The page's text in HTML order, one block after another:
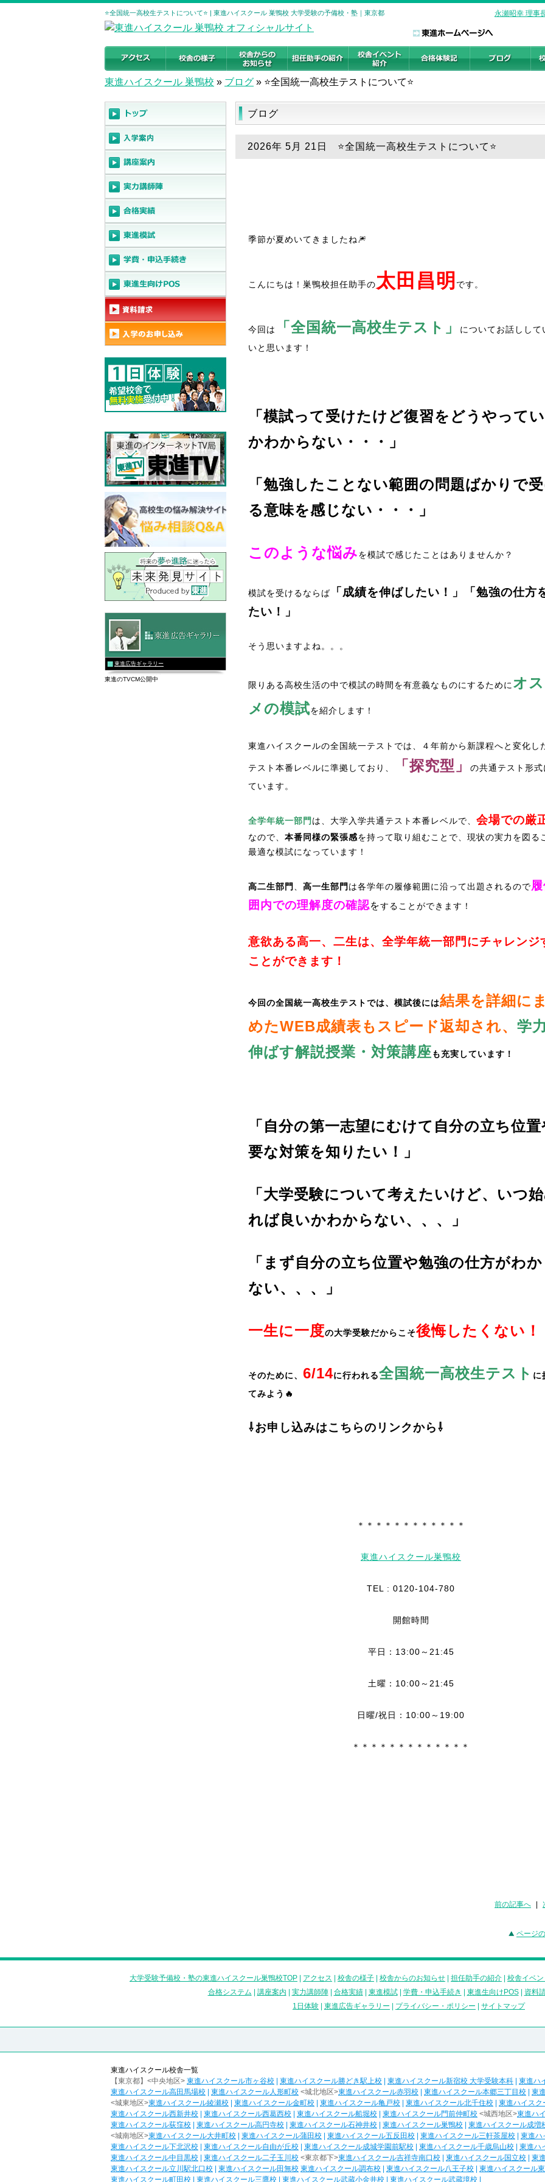
⭐️全国統一高校生テストについて⭐️ | 東進ハイスクール 巣鴨校 大学受験の予備校・塾｜東京都 永瀬昭幸 理事
東進ハイスクール 巣鴨校 » ブログ » ⭐️全国統一高校生テストについて⭐️
ブログ
2026年 5月 21日 ⭐️全国統一高校生テストについて⭐️
季節が夏めいてきましたね🎆
こんにちは！巣鴨校担任助手の太田昌明 です 。
今回は 「全国統一高校生テスト」
についてお話しして
いと思います！
「模試って受けたけど復習をどうやって
かわからない・・・」
「勉強したことない範囲の問題ばかりで
る意味を感じない・・・」
このような悩みを模試で感じたことはありませんか？
模試を受けるならば
「成績を伸ばしたい！」「勉強の仕方
たい！」
そう思いますよね。。。
限りある高校生活の中で模試の時間を有意義なものにするために オ
メの模試を紹介します！
東進ハイスクールの全国統一テストでは、４年前から新課程へと変化し
テスト本番レベルに準拠しており、 「探究型」
の共通テスト形
ています。
全学年統一部門 は、大学入学共通テスト本番レベルで、 会場での厳
なので、 本番同様の緊張感を持って取り組むことで、現状の実力を図る
最適な模試になっています！
高二生部門 高一生部門 は各学年の履修範囲に沿って出題されるので
囲内での理解度の確認をすることができます！
意欲ある高一、二生は、全学年統一部門にチャレンジ
ことができます！
今回の全国統一高校生テストでは、模試後には結果を詳細に
めたWEB成績表もスピード返却され、 学
伸ばす解説授業・対策講座も充実しています！
「自分の第一志望にむけて自分の立ち位
要な対策を知りたい！」
「大学受験について考えたいけど、いつ
れば良いかわからない、、、」
「まず自分の立ち位置や勉強の仕方がわ
ない、、、」
一生に一度の大学受験だからこそ後悔したくない！
そのために、 6/14に行われる全国統一高校生テスト に
てみよう🔥
⇩お申し込みはこちらのリンクから⇩
＊＊＊＊＊＊＊＊＊＊＊＊
東進ハイスクール巣鴨校
TEL : 0120-104-780
開館時間
平日：13:00～21:45
土曜：10:00～21:45
日曜/祝日：10:00～19:00
＊＊＊＊＊＊＊＊＊＊＊＊＊
前の記事へ
ページ
東進広告ギャラリー
東進のTVCM公開中
大学受験予備校・塾の東進ハイスクール巣鴨校TOP アクセス 校舎の様子 校舎からのお知らせ 担任助手の紹介
校舎イベ
合格システム
講座案内 実力講師陣| 合格実績| 東進模試| 学費・申込手続き 東進生向けPOS|
資料
1日体験
東進広告ギャラリー プライバシー・ポリシー サイトマップ
東進ハイスクール校舎一覧
【東京都】<中央地区> 東進ハイスクール市ヶ谷校 東進ハイスクール勝どき駅上校 東進ハイスクール新宿校 大学受験本科
東進ハ
東進ハイスクール高田馬場校
東進ハイスクール人形町校 <城北地区>東進ハイスクール赤羽校 東進ハイスクール本郷三丁目校
東
<城東地区>東進ハイスクール綾瀬校 東進ハイスクール金町校 東進ハイスクール亀戸校 東進ハイスクール北千住校
東進ハイスク
東進ハイスクール西新井校
東進ハイスクール西葛西校 東進ハイスクール船堀校 東進ハイスクール門前仲町校 <城西地区>東進ハ
東進ハイスクール荻窪校
東進ハイスクール高円寺校 東進ハイスクール石神井校 東進ハイスクール巣鴨校
東進ハイスクール成増
<城南地区>東進ハイスクール大井町校 東進ハイスクール蒲田校 東進ハイスクール五反田校 東進ハイスクール三軒茶屋校
東進ハ
東進ハイスクール下北沢校
東進ハイスクール自由が丘校 東進ハイスクール成城学園前駅校 東進ハイスクール千歳烏山校
東進ハ
東進ハイスクール中目黒校
東進ハイスクール二子玉川校 <東京都下>東進ハイスクール吉祥寺南口校 東進ハイスクール国立校
東
東進ハイスクール立川駅北口校
東進ハイスクール田無校 東進ハイスクール調布校 東進ハイスクール八王子校
東進ハイスクール
東進ハイスクール町田校
東進ハイスクール三鷹校 東進ハイスクール武蔵小金井校 東進ハイスクール武蔵境校